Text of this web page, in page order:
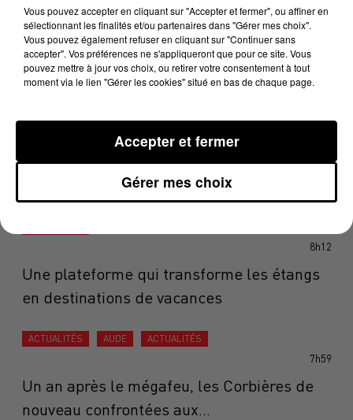
stupéfiants"et "délits routiers".
DERNIÈRES ACTUALITÉS
ACTUALITÉS OCCITANIE ACTUALITÉS
AQUITAINE
8h12
Une plateforme qui transforme les étangs
en destinations de vacances
ACTUALITÉS AUDE ACTUALITÉS
7h59
Un an après le mégafeu, les Corbières de
nouveau confrontées aux...
Vous pouvez accepter en cliquant sur "Accepter et fermer", ou affiner en
sélectionnant les finalités et/ou partenaires dans "Gérer mes choix".
Vous pouvez également refuser en cliquant sur "Continuer sans
accepter". Vos préférences ne s'appliqueront que pour ce site. Vous
pouvez mettre à jour vos choix, ou retirer votre consentement à tout
moment via le lien "Gérer les cookies" situé en bas de chaque page.
Gérer mes choix
Accepter et fermer